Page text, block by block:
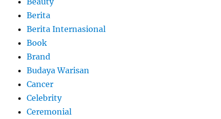
Berita
Berita Internasional
Book
Brand
Budaya Warisan
Cancer
Celebrity
Ceremonial